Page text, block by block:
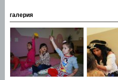
галерия